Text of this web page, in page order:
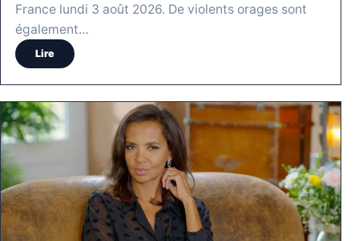
France lundi 3 août 2026. De violents orages sont
également…
Lire